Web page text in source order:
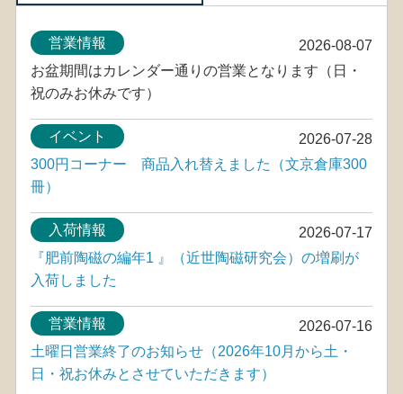
2026-08-07
営業情報
お盆期間はカレンダー通りの営業となります（日・
祝のみお休みです）
2026-07-28
イベント
300円コーナー 商品入れ替えました（文京倉庫300
冊）
2026-07-17
入荷情報
『肥前陶磁の編年1 』（近世陶磁研究会）の増刷が
入荷しました
2026-07-16
営業情報
土曜日営業終了のお知らせ（2026年10月から土・
日・祝お休みとさせていただきます）